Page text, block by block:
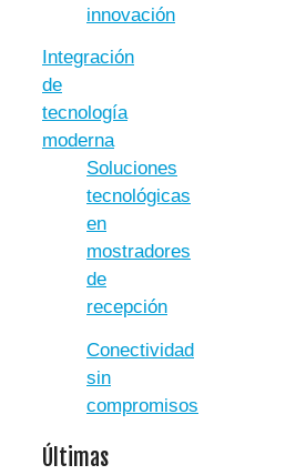
innovación
Integración
de
tecnología
moderna
Soluciones
tecnológicas
en
mostradores
de
recepción
Conectividad
sin
compromisos
Últimas